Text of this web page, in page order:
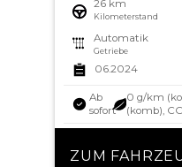
26 km
Kilometerstand
Automatik
Getriebe
06.2024
Ab
sofort
0 g/km
(komb),
ZUM